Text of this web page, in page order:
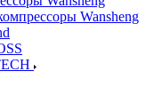
Wansheng